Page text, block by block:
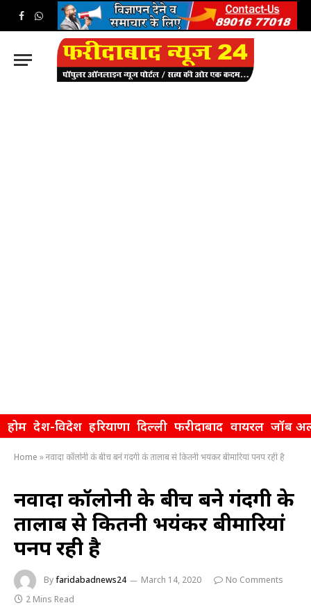
Facebook
WhatsApp
होम देश-विदेश हरियाणा दिल्ली फरीदाबाद वायरल जॉब
Home »नवादा कॉलोनी के बीच बने गंदगी के तालाब से कितनी भयंकर बीमारियां पनप रही है
नवादा कॉलोनी के बीच बने गंदगी के
तालाब से कितनी भयंकर बीमारियां
पनप रही है
Byfaridabadnews24 March 14, 2020
No Comments
2 Mins Read